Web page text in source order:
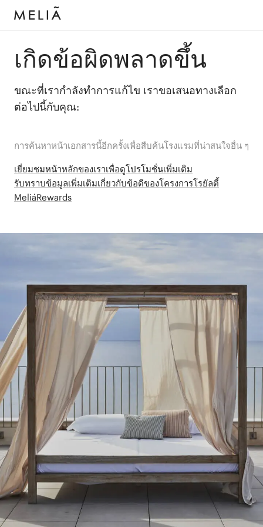
เกิดข้อผิดพลาดขึ้น
ขณะที่เรากำลังทำการแก้ไข เราขอเสนอทางเลือก
ต่อไปนี้กับคุณ:
การค้นหาหน้าเอกสารนี้อีกครั้งเพื่อสืบค้นโรงแรมที่น่าสนใจอื่น ๆ
เยี่ยมชมหน้าหลักของเราเพื่อดูโปรโมชั่นเพิ่มเติม
รับทราบข้อมูลเพิ่มเติมเกี่ยวกับข้อดีของโครงการโรยัลตี้
MeliáRewards